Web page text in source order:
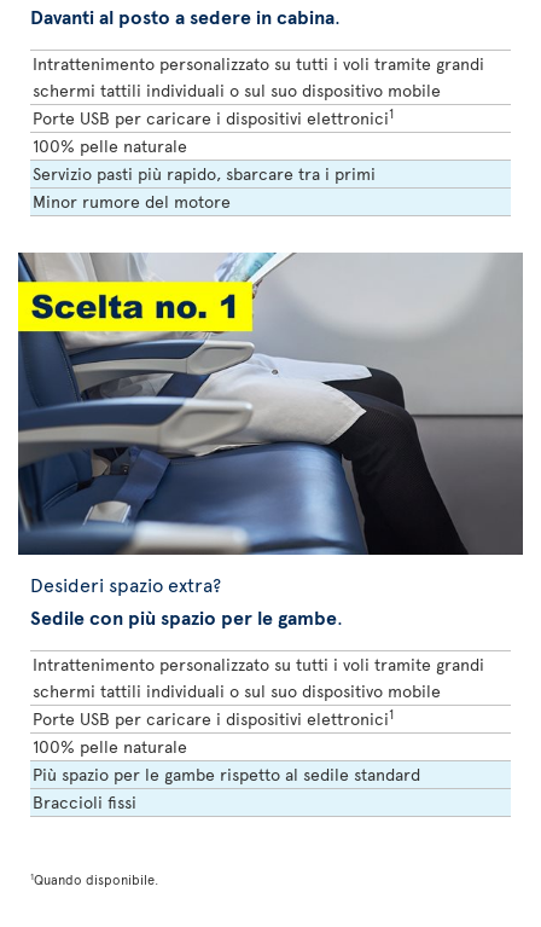
Davanti al posto a sedere in cabina.
Intrattenimento personalizzato su tutti i voli tramite grandi
schermi tattili individuali o sul suo dispositivo mobile
Porte USB per caricare i dispositivi elettronici1
100% pelle naturale
Servizio pasti più rapido, sbarcare tra i primi
Minor rumore del motore
Desideri spazio extra?
Sedile con più spazio per le gambe.
Intrattenimento personalizzato su tutti i voli tramite grandi
schermi tattili individuali o sul suo dispositivo mobile
Porte USB per caricare i dispositivi elettronici1
100% pelle naturale
Più spazio per le gambe rispetto al sedile standard
Braccioli fissi
1Quando disponibile.